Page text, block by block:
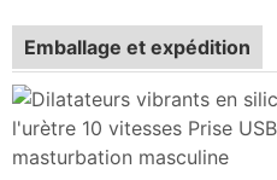
Emballage et expédition